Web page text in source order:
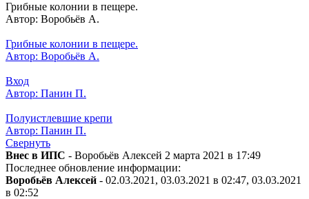
Грибные колонии в пещере.
Автор: Воробьёв А.
Грибные колонии в пещере.
Автор: Воробьёв А.
Вход
Автор: Панин П.
Полуистлевшие крепи
Автор: Панин П.
Свернуть
Внес в ИПС - Воробьёв Алексей 2 марта 2021 в 17:49
Последнее обновление информации:
Воробьёв Алексей - 02.03.2021, 03.03.2021 в 02:47, 03.03.2021
в 02:52